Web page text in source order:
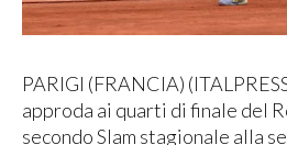
PARIGI (FRANCIA)
approda ai quarti di finale del
secondo Slam stagionale alla